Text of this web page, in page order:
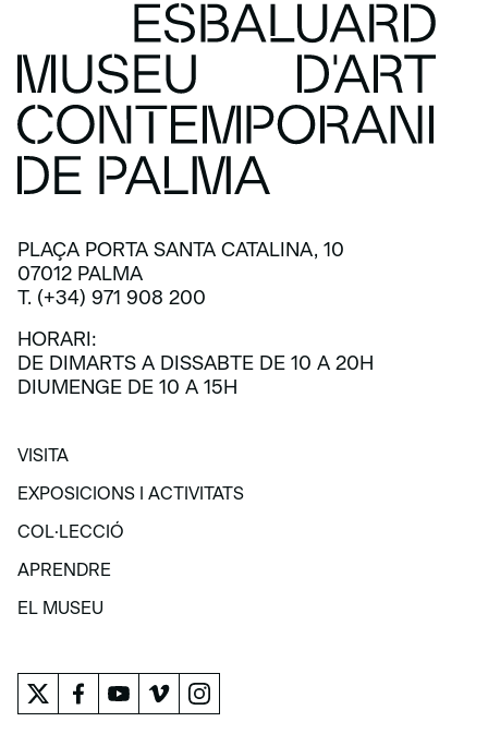
PLAÇA PORTA SANTA CATALINA, 10
07012 PALMA
T. (+34) 971 908 200
HORARI:
DE DIMARTS A DISSABTE DE 10 A 20H
DIUMENGE DE 10 A 15H
VISITA
VISITA
EXPOSICIONS I ACTIVITATS
EXPOSICIONS I ACTIVITATS
COL·LECCIÓ
COL·LECCIÓ
APRENDRE
APRENDRE
EL MUSEU